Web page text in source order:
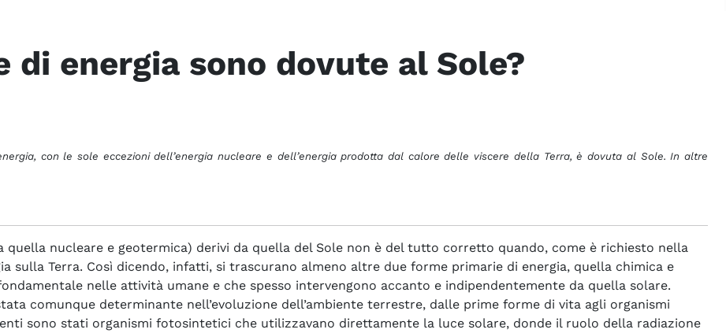
di energia sono dovute al Sole?
con le sole eccezioni dell’energia nucleare e dell’energia prodotta dal calore delle viscere della Terra, è dovuta al Sole. In altre
quella nucleare e geotermica) derivi da quella del Sole non è del tutto corretto quando, come è richiesto nella
sulla Terra. Così dicendo, infatti, si trascurano almeno altre due forme primarie di energia, quella chimica e
nelle attività umane e che spesso intervengono accanto e indipendentemente da quella solare.
comunque determinante nell’evoluzione dell’ambiente terrestre, dalle prime forme di vita agli organismi
sono stati organismi fotosintetici che utilizzavano direttamente la luce solare, donde il ruolo della radiazione